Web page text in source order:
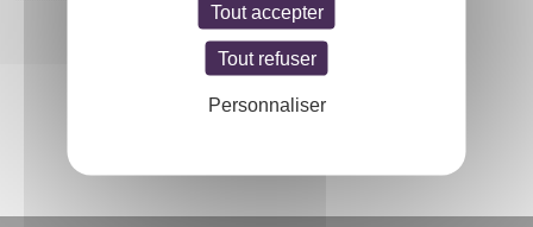
Entrée libre
Tout accepter
Tout refuser
Personnaliser